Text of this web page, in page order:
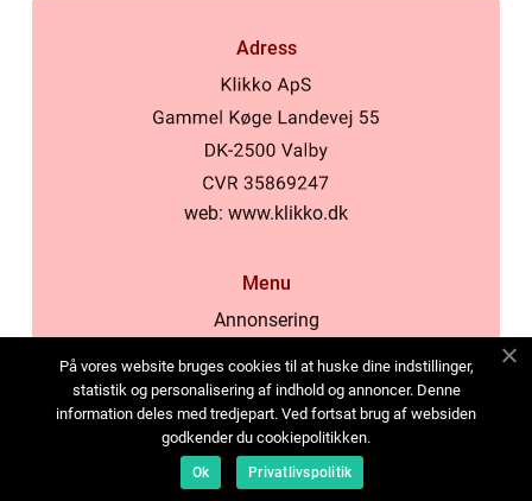
Adress
web: www.klikko.dk
Menu
Annonsering
Cookies
Kontakta oss
Sitemap
På vores website bruges cookies til at huske dine indstillinger,
statistik og personalisering af indhold og annoncer. Denne
information deles med tredjepart. Ved fortsat brug af websiden
godkender du cookiepolitikken.
Ok Privatlivspolitik